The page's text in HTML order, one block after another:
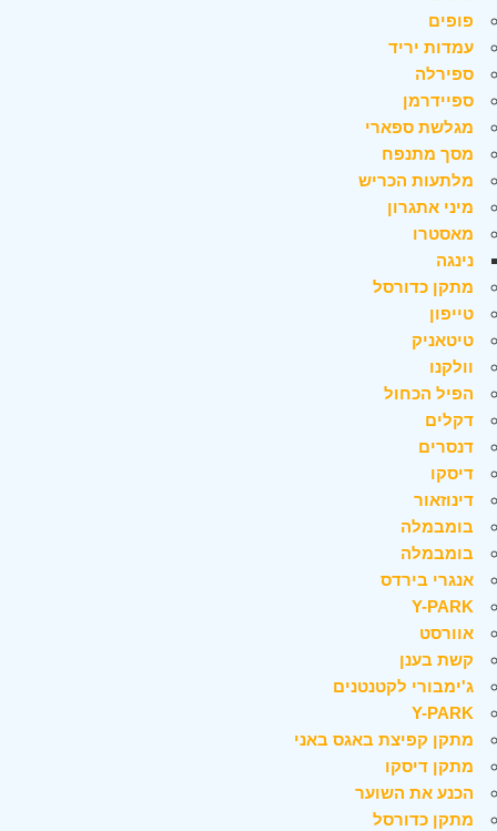
פופים
עמדות יריד
ספירלה
ספיידרמן
מגלשת ספארי
מסך מתנפח
מלתעות הכריש
מיני אתגרון
מאסטרו
נינגה
מתקן כדורסל
טייפון
טיטאניק
וולקנו
הפיל הכחול
דקלים
דנסרים
דיסקו
דינוזאור
בומבמלה
בומבמלה
אנגרי בירדס
Y-PARK
אוורסט
קשת בענן
ג'ימבורי לקטנטנים
Y-PARK
מתקן קפיצת באגס באני
מתקן דיסקו
הכנע את השוער
מתקן כדורסל